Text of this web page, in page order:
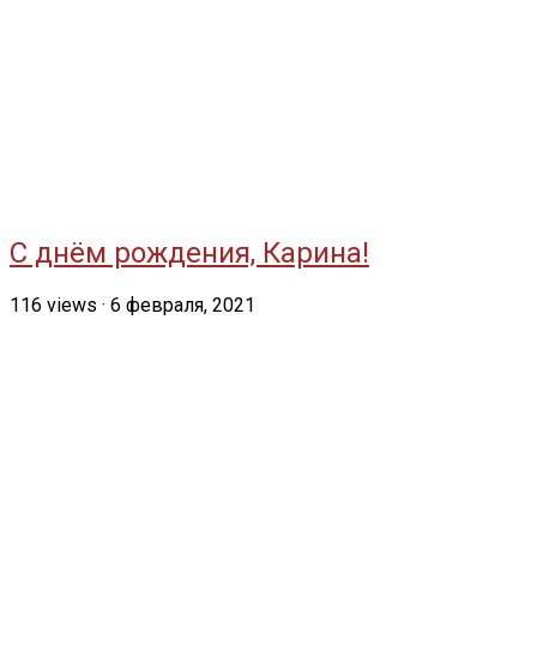
С днём рождения, Карина!
116 views · 6 февраля, 2021